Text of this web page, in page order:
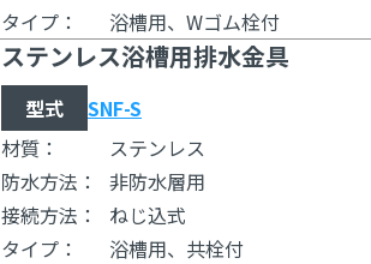
タイプ：
浴槽用、Wゴム栓付
ステンレス浴槽用排水金具
型式
SNF-S
材質：
ステンレス
防水方法：
非防水層用
接続方法：
ねじ込式
タイプ：
浴槽用、共栓付